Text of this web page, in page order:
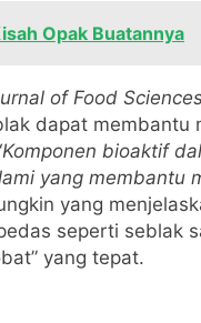
Opak Buatannya
of Food
dapat membantu
Komponen bioaktif
yang membantu
yang
seperti seblak
yang tepat.